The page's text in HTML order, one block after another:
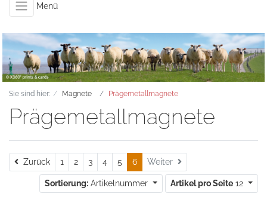
Menü
Sie sind hier: Magnete Prägemetallmagnete
Prägemetallmagnete
ZurückZurück
1 2 3 4 5 6 Weiter
Sortierung: Artikelnummer Artikel pro Seite 12